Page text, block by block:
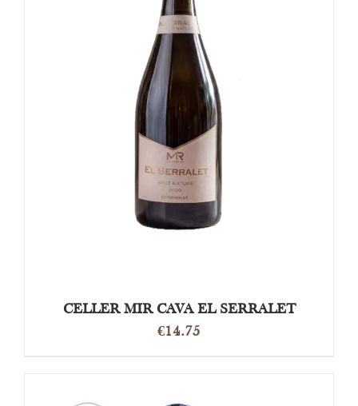
TOEVOEGEN AAN WINKELWAGEN
CELLER MIR CAVA EL SERRALET
€14.75